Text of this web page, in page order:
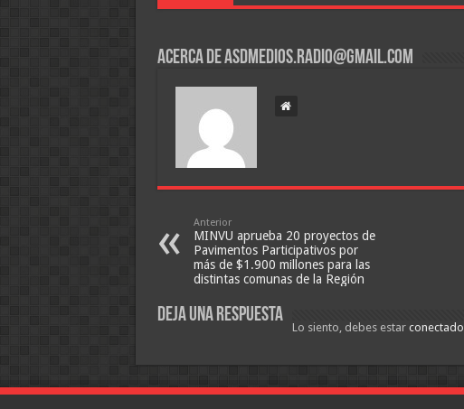
Acerca de asdmedios.radio@gmail.com
Anterior
MINVU aprueba 20 proyectos de
Pavimentos Participativos por
más de $1.900 millones para las
distintas comunas de la Región
Deja una respuesta
Lo siento, debes estar conectado